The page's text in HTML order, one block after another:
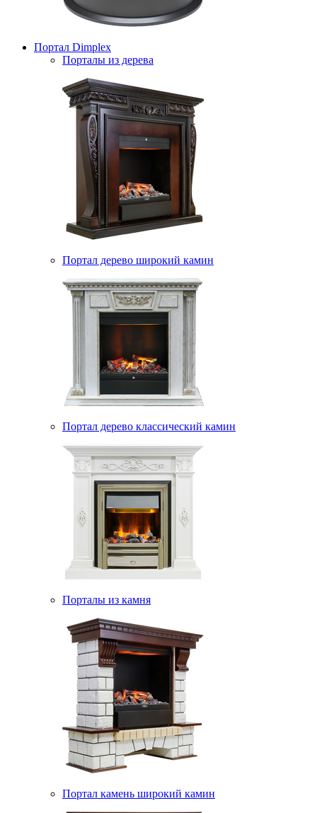
Портал Dimplex
Порталы из дерева
Портал дерево широкий камин
Портал дерево классический камин
Порталы из камня
Портал камень широкий камин